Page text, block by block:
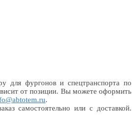
для фургонов и спецтранспорта по
от позиции. Вы можете оформить
.
самостоятельно или с доставкой.